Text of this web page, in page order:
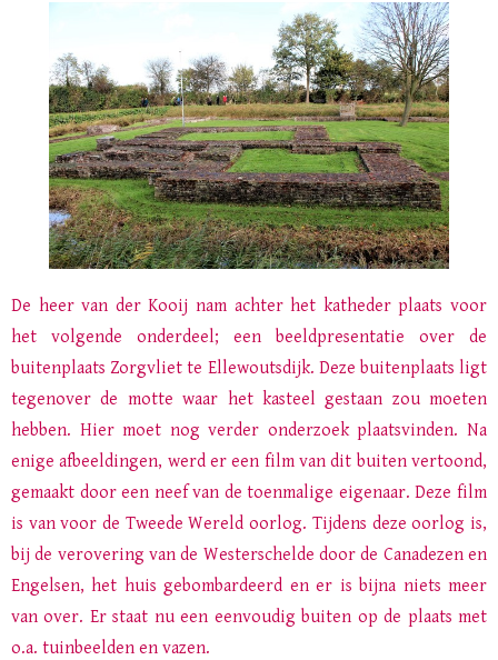
De heer van der Kooij nam achter het katheder plaats voor
het volgende onderdeel; een beeldpresentatie over de
buitenplaats Zorgvliet te Ellewoutsdijk. Deze buitenplaats ligt
tegenover de motte waar het kasteel gestaan zou moeten
hebben. Hier moet nog verder onderzoek plaatsvinden. Na
enige afbeeldingen, werd er een film van dit buiten vertoond,
gemaakt door een neef van de toenmalige eigenaar. Deze film
is van voor de Tweede Wereld oorlog. Tijdens deze oorlog is,
bij de verovering van de Westerschelde door de Canadezen en
Engelsen, het huis gebombardeerd en er is bijna niets meer
van over. Er staat nu een eenvoudig buiten op de plaats met
o.a. tuinbeelden en vazen.